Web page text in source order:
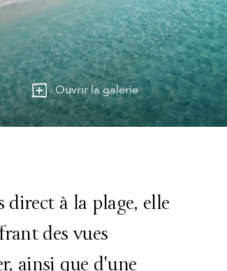
Ouvrir la galerie
direct à la plage, elle
des vues